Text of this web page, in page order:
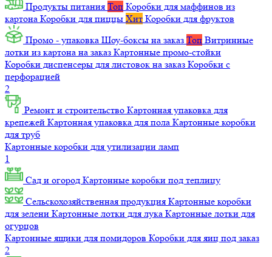
Продукты питания Топ Коробки для маффинов из
картона Коробки для пиццы Хит Коробки для фруктов
Промо - упаковка Шоу-боксы на заказ Топ Витринные
лотки из картона на заказ Картонные промо-стойки
Коробки диспенсеры для листовок на заказ Коробки с
перфорацией
2
Ремонт и строительство Картонная упаковка для
крепежей Картонная упаковка для пола Картонные коробки
для труб
Картонные коробки для утилизации ламп
1
Сад и огород Картонные коробки под теплицу
Сельскохозяйственная продукция Картонные коробки
для зелени Картонные лотки для лука Картонные лотки для
огурцов
Картонные ящики для помидоров Коробки для яиц под заказ
2